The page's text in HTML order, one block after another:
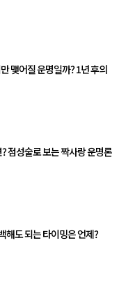
맺어질 운명일까? 1년 후의
점성술로 보는 짝사랑 운명론
해도 되는 타이밍은 언제?